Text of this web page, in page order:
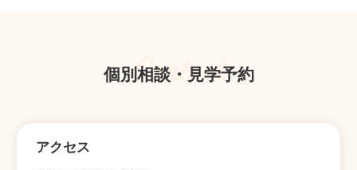
個別相談・見学予約
Contact
アクセス